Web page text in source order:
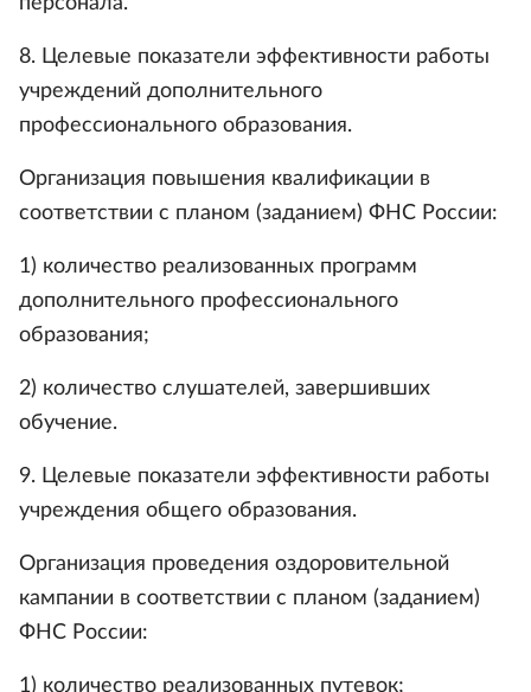
8. Целевые показатели эффективности работы
учреждений дополнительного
профессионального образования.
Организация повышения квалификации в
соответствии с планом (заданием) ФНС России:
1) количество реализованных программ
дополнительного профессионального
образования;
2) количество слушателей, завершивших
обучение.
9. Целевые показатели эффективности работы
учреждения общего образования.
Организация проведения оздоровительной
кампании в соответствии с планом (заданием)
ФНС России:
1) количество реализованных путевок;